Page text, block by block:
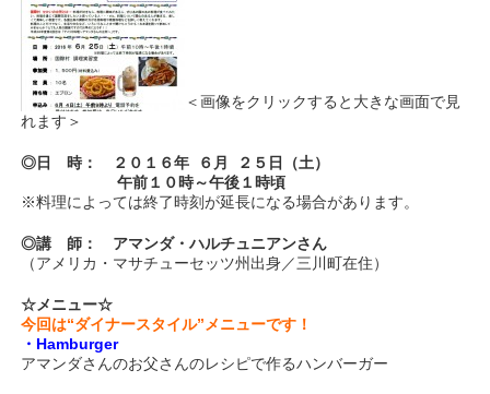
＜画像をクリックすると大きな画面で見
れます＞
◎日 時： ２０１６年 ６月 ２５日（土）
午前１０時～午後１時頃
※料理によっては終了時刻が延長になる場合があります。
◎講 師： アマンダ・ハルチュニアンさん
（アメリカ・マサチューセッツ州出身／三川町在住）
☆メニュー☆
今回は“ダイナースタイル”メニューです！
・Hamburger
アマンダさんのお父さんのレシピで作るハンバーガー